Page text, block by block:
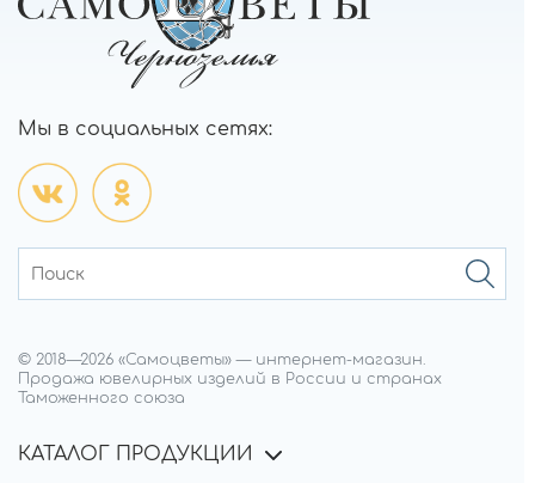
Мы в социальных сетях:
© 2018—2026 «Самоцветы» — интернет-магазин.
Продажа ювелирных изделий в России и странах
Таможенного союза
КАТАЛОГ ПРОДУКЦИИ